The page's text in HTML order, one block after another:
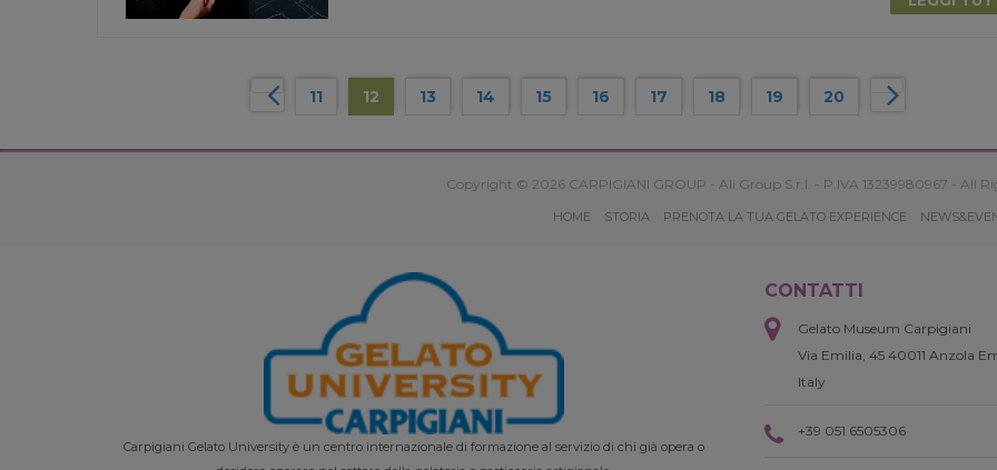
11 12 13 14 15 16 17 18 19 20
Copyright © 2026 CARPIGIANI GROUP - Ali Group S.r.l. - P.IVA 13239980967 - All
HOME STORIA PRENOTA LA TUA GELATO EXPERIENCE
Carpigiani Gelato University è un centro internazionale di formazione al servizio di chi già opera o
CONTATTI
Gelato Museum Carpigiani
Via Emilia, 45 40011 Anzola
Italy
+39 051 6505306